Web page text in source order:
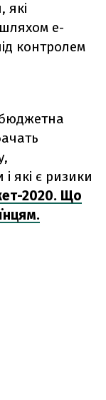
які
е-
контролем
які є ризики
2020. Що